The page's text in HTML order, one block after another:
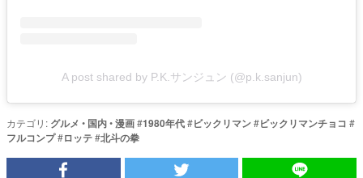
A post shared by P.K.サンジュン (@p.k.sanjun)
カテゴリ: グルメ • 国内•漫画#1980年代#ビックリマン#ビックリマンチョコ #
フルコンプ#ロッテ#北斗の拳